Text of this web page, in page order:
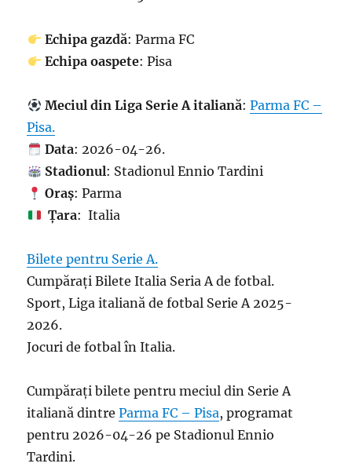
Echipa gazdă: Parma FC
Echipa oaspete: Pisa
Meciul din Liga Serie A italiană: Parma FC –
Pisa.
Data: 2026-04-26.
Stadionul: Stadionul Ennio Tardini
Oraș: Parma
Țara: Italia
Bilete pentru Serie A.
Cumpărați Bilete Italia Seria A de fotbal.
Sport, Liga italiană de fotbal Serie A 2025-
2026.
Jocuri de fotbal în Italia.
Cumpărați bilete pentru meciul din Serie A
italiană dintreParma FC – Pisa, programat
pentru 2026-04-26 pe Stadionul Ennio
Tardini.